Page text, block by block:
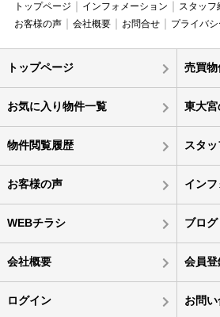
トップページ インフォメーション スタッフ
お客様の声
会社概要 お問合せ プライバ
トップページ 売買
お気に入り物件一覧 東大宮
物件閲覧履歴 スタ
お客様の声 イン
WEBチラシ ブログ
会社概要 会員登
ログイン お問